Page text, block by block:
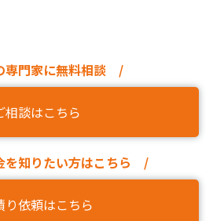
門家に無料相談 /
相談はこちら
知りたい方はこちら /
り依頼はこちら